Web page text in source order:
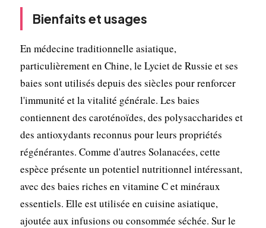
Bienfaits et usages
En médecine traditionnelle asiatique,
particulièrement en Chine, le Lyciet de Russie et ses
baies sont utilisés depuis des siècles pour renforcer
l'immunité et la vitalité générale. Les baies
contiennent des caroténoïdes, des polysaccharides et
des antioxydants reconnus pour leurs propriétés
régénérantes. Comme d'autres Solanacées, cette
espèce présente un potentiel nutritionnel intéressant,
avec des baies riches en vitamine C et minéraux
essentiels. Elle est utilisée en cuisine asiatique,
ajoutée aux infusions ou consommée séchée. Sur le